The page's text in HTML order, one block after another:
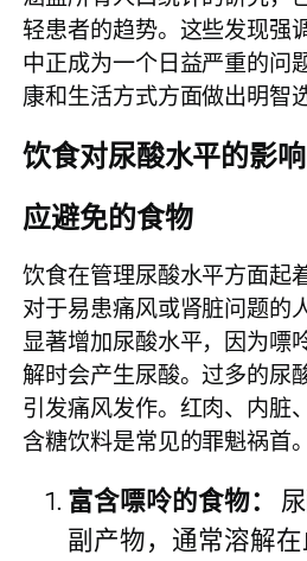
轻患者的趋势。这些发现强
中正成为一个日益严重的问
康和生活方式方面做出明智
饮食对尿酸水平的影响
应避免的食物
饮食在管理尿酸水平方面起
对于易患痛风或肾脏问题的
显著增加尿酸水平，因为嘌
解时会产生尿酸。过多的尿
引发痛风发作。红肉、内脏
含糖饮料是常见的罪魁祸首。
富含嘌呤的食物：
副产物，通常溶解